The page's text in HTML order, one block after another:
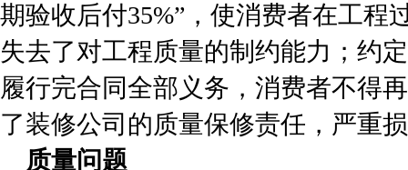
期验收后付35%”，使消费者在工程
失去了对工程质量的制约能力；约
履行完合同全部义务，消费者不得
了装修公司的质量保修责任，严重
质量问题